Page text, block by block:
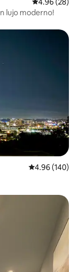
Calificación
4.96 (28)
lujo moderno!
Calificación
4.96 (140)